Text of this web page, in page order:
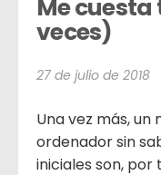
Me
veces)
27 de julio de 2018
Una vez más,
ordenador sin
iniciales son,